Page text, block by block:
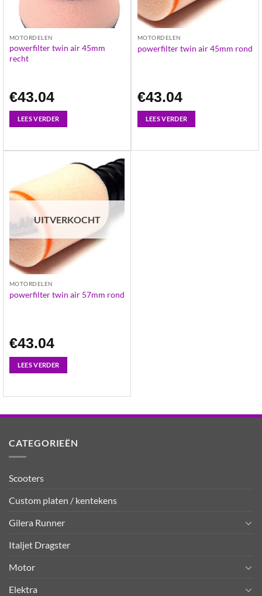
MOTORDELEN
powerfilter twin air 45mm
recht
€43.04
LEES VERDER
MOTORDELEN
powerfilter twin air 45mm rond
€43.04
LEES VERDER
UITVERKOCHT
MOTORDELEN
powerfilter twin air 57mm rond
€43.04
LEES VERDER
CATEGORIEËN
Scooters
Custom platen / kentekens
Gilera Runner
Italjet Dragster
Motor
Elektra